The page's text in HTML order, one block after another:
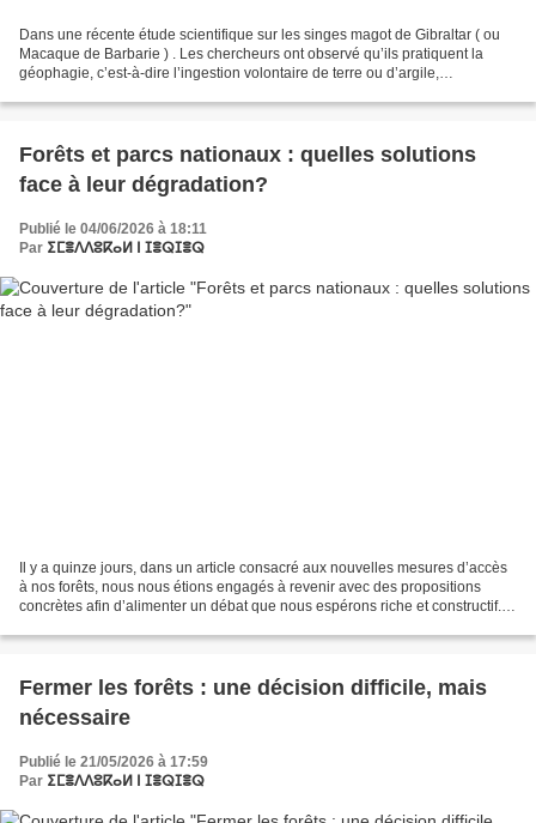
Dans une récente étude scientifique sur les singes magot de Gibraltar ( ou
Macaque de Barbarie ) . Les chercheurs ont observé qu’ils pratiquent la
géophagie, c’est-à-dire l’ingestion volontaire de terre ou d’argile,
Forêts et parcs nationaux : quelles solutions
face à leur dégradation?
Publié le 04/06/2026 à 18:11
Par ⵉⵎⴻⴷⴷⵓⴽⴰⵍ ⵏ ⵊⴻⵕⵊⴻⵕ
Il y a quinze jours, dans un article consacré aux nouvelles mesures d’accès
à nos forêts, nous nous étions engagés à revenir avec des propositions
concrètes afin d’alimenter un débat que nous espérons riche et constructif.
Fermer les forêts : une décision difficile, mais
nécessaire
Publié le 21/05/2026 à 17:59
Par ⵉⵎⴻⴷⴷⵓⴽⴰⵍ ⵏ ⵊⴻⵕⵊⴻⵕ